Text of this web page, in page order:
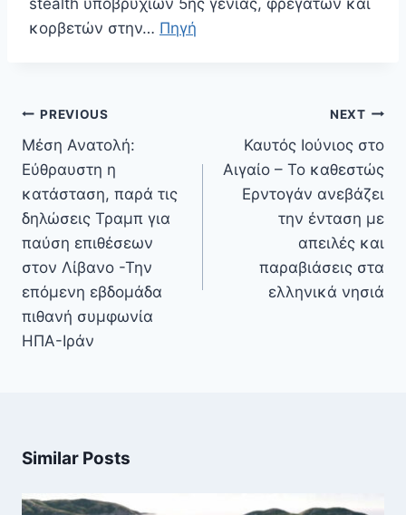
stealth υποβρυχίων 5ης γενιάς, φρεγατών και
κορβετών στην… Πηγή
Πλοήγηση
άρθρων
PREVIOUS
Μέση Ανατολή:
Εύθραυστη η
κατάσταση, παρά τις
δηλώσεις Τραμπ για
παύση επιθέσεων
στον Λίβανο -Την
επόμενη εβδομάδα
πιθανή συμφωνία
ΗΠΑ-Ιράν
NEXT
Καυτός Ιούνιος στο
Αιγαίο – Το καθεστώς
Ερντογάν ανεβάζει
την ένταση με
απειλές και
παραβιάσεις στα
ελληνικά νησιά
Similar Posts